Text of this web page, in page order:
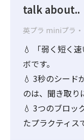
talk about..
英プラ miniプラ
💧 「弱く短く
ボです。
💧 3秒のシード
のは、聞き取り
💧 3つのブロッ
たプラクティス